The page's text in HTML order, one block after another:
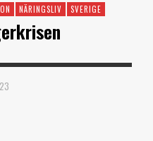
NÄRINGSLIV SVERIGE